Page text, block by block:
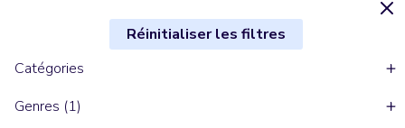
Réinitialiser les filtres
Catégories
Genres (1)